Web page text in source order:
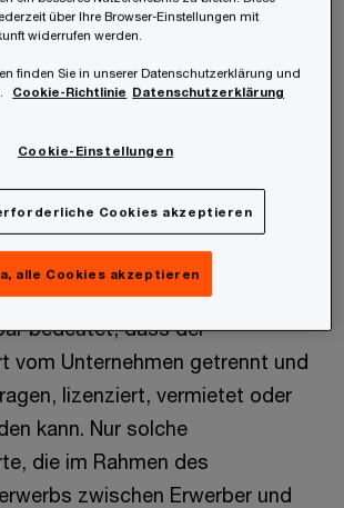
müssen
unterscheiden zu können. Ein
er separierbar ist oder aus
anderen gesetzlichen Rechten
davon, ob diese Rechte
übertragbar oder separierbar
bedeutet, dass der
vom Unternehmen getrennt und
lizenziert, vermietet oder
kann. Nur solche
die im Rahmen des
zwischen Erwerber und
über Ihre Browser-Einstellungen mit
widerrufen werden.
finden Sie in unserer Datenschutzerklärung und
Cookie-Richtlinie Datenschutzerklärung
Cookie-Einstellungen
Cookies akzeptieren
alle Cookies akzeptieren